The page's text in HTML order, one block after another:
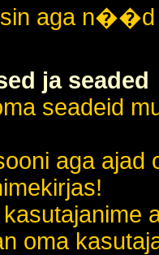
aga n��d
ja seaded
seadeid
aga ajad
oma